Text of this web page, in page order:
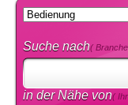
Suche nach(
in der Nähe von(